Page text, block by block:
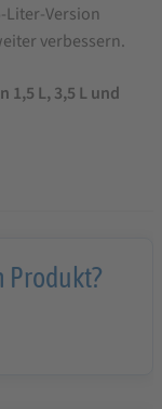
Version
verbessern.
1,5 L, 3,5 L und
Produkt?